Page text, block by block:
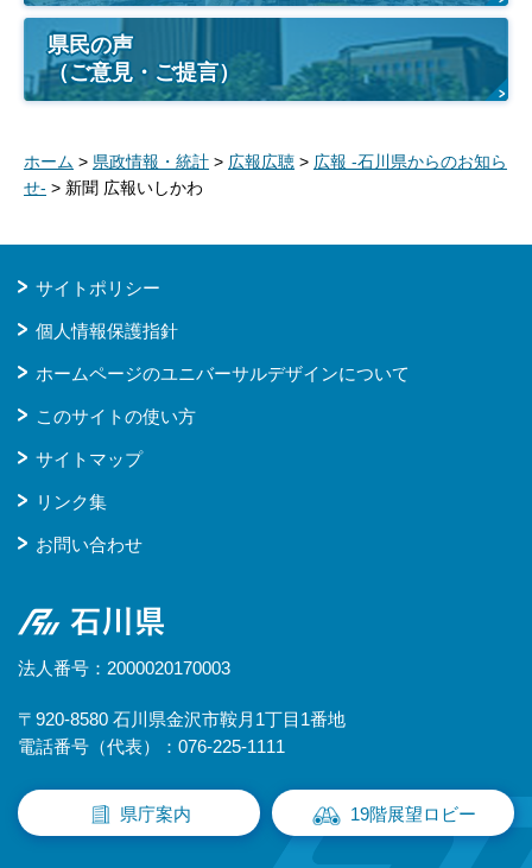
県民の声
（ご意見・ご提言）
ホーム > 県政情報・統計 > 広報広聴 > 広報 -石川県からのお知ら
せ- > 新聞 広報いしかわ
サイトポリシー
個人情報保護指針
ホームページのユニバーサルデザインについて
このサイトの使い方
サイトマップ
リンク集
お問い合わせ
石川県
法人番号：2000020170003
〒920-8580 石川県金沢市鞍月1丁目1番地
電話番号（代表）：076-225-1111
県庁案内 19階展望ロビー